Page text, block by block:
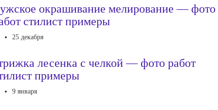
окрашивание мелирование — фото
стилист примеры
25 декабря
лесенка с челкой — фото работ
примеры
9 января